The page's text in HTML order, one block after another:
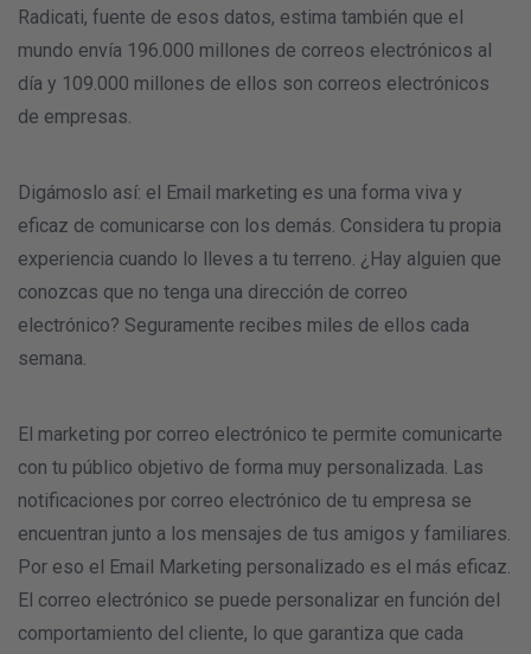
Radicati, fuente de esos datos, estima también que el
mundo envía 196.000 millones de correos electrónicos al
día y 109.000 millones de ellos son correos electrónicos
de empresas.
Digámoslo así: el Email marketing es una forma viva y
eficaz de comunicarse con los demás. Considera tu propia
experiencia cuando lo lleves a tu terreno. ¿Hay alguien que
conozcas que no tenga una dirección de correo
electrónico? Seguramente recibes miles de ellos cada
semana.
El marketing por correo electrónico te permite comunicarte
con tu público objetivo de forma muy personalizada. Las
notificaciones por correo electrónico de tu empresa se
encuentran junto a los mensajes de tus amigos y familiares.
Por eso el Email Marketing personalizado es el más eficaz.
El correo electrónico se puede personalizar en función del
comportamiento del cliente, lo que garantiza que cada